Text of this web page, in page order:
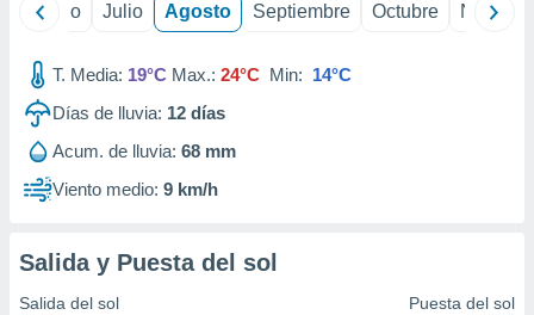
1199
Junio Julio Agosto Septiembre Octubre
T. Media: 19°C Max.: 24°C Min: 14°C
Días de lluvia: 12 días
Acum. de lluvia: 68 mm
Viento medio: 9 km/h
Salida y Puesta del sol
Salida del sol Puesta del sol